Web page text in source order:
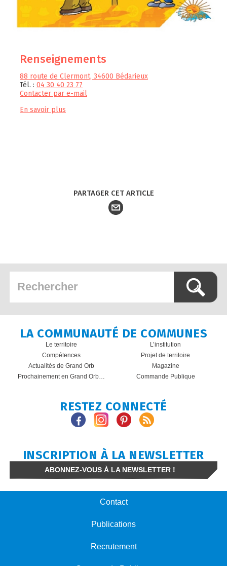
Renseignements
88 route de Clermont, 34600 Bédarieux
Tél. : 04 30 40 23 77
Contacter par e-mail
En savoir plus
PARTAGER CET ARTICLE
LA COMMUNAUTÉ DE COMMUNES
Le territoire
L’institution
Compétences
Projet de territoire
Actualités de Grand Orb
Magazine
Prochainement en Grand Orb…
Commande Publique
RESTEZ CONNECTÉ
INSCRIPTION À LA NEWSLETTER
ABONNEZ-VOUS À LA NEWSLETTER !
Contact
Publications
Recrutement